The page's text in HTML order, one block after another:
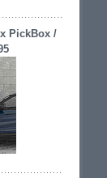
PickBox /